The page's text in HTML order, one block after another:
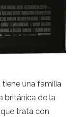
tiene una familia
británica de la
trata con